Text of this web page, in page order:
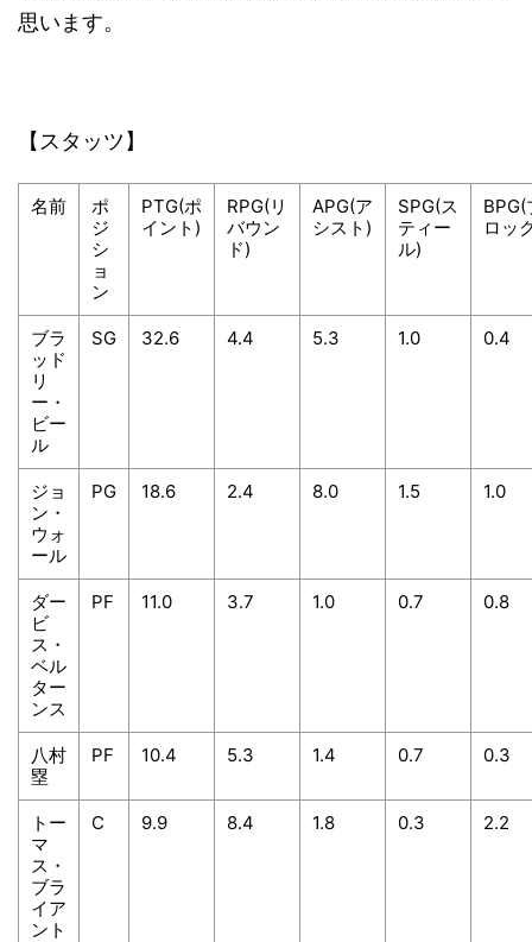
思います。
【スタッツ】
名前
ポ
ジ
シ
ョ
ン
PTG(ポ
イント)
RPG(リ
バウン
ド)
APG(ア
シスト)
SPG(ス
ティー
ル)
BPG(
ロッ
ブラ
ッド
リ
ー・
ビー
ル
SG 32.6 4.4 5.3 1.0 0.4
ジョ
ン・
ウォ
ール
PG 18.6 2.4 8.0 1.5 1.0
ダー
ビ
ス・
ベル
ター
ンス
PF 11.0 3.7 1.0 0.7 0.8
八村
塁
PF 10.4 5.3 1.4 0.7 0.3
トー
マ
ス・
ブラ
イア
ント
C 9.9 8.4 1.8 0.3 2.2